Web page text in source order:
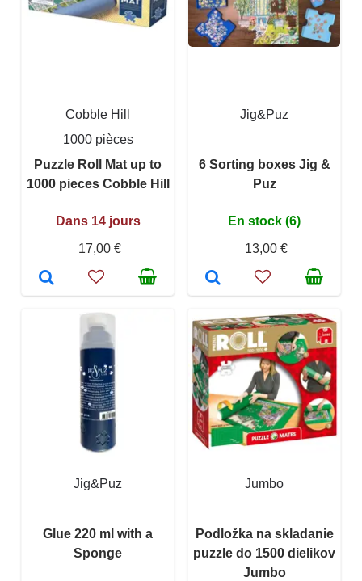
Cobble Hill
1000 pièces
Puzzle Roll Mat up to
1000 pieces Cobble Hill
Dans 14 jours
17,00 €
Jig&Puz
6 Sorting boxes Jig &
Puz
En stock (6)
13,00 €
Jig&Puz
Glue 220 ml with a
Sponge
Jumbo
Podložka na skladanie
puzzle do 1500 dielikov
Jumbo